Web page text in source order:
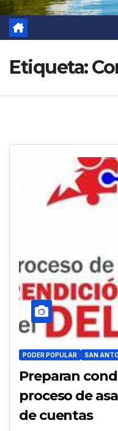
Etiqueta:
PODER POPULAR SAN
Preparan
proceso de
de cuentas